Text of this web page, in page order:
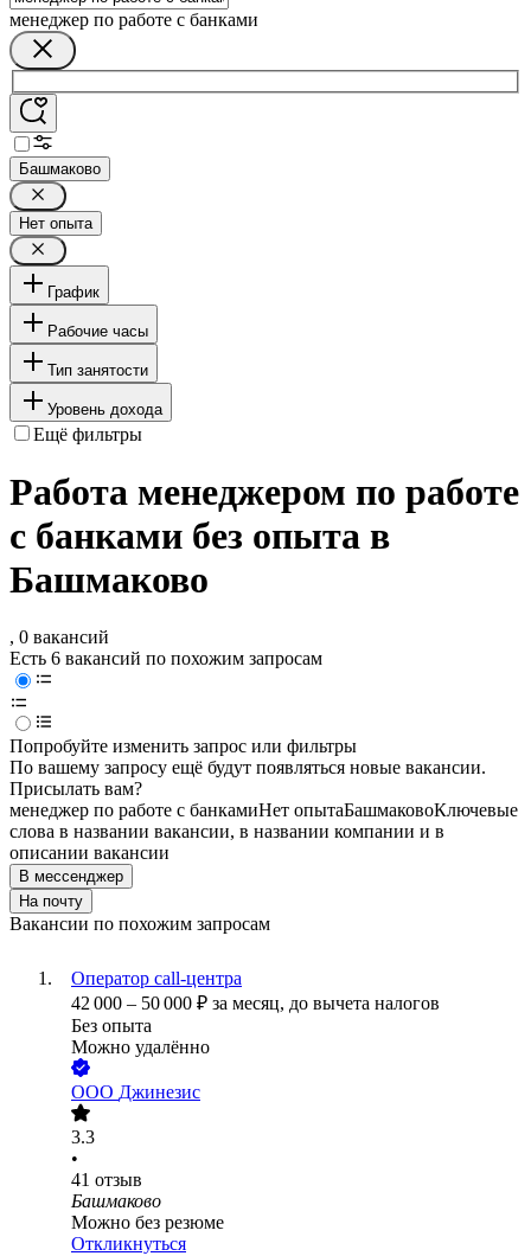
менеджер по работе с банками
Башмаково
Нет опыта
График
Рабочие часы
Тип занятости
Уровень дохода
Ещё фильтры
Работа менеджером по работе
с банками без опыта в
Башмаково
, 0 вакансий
Есть 6 вакансий по похожим запросам
Попробуйте изменить запрос или фильтры
По вашему запросу ещё будут появляться новые вакансии.
Присылать вам?
менеджер по работе с банкамиНет опытаБашмаковоКлючевые
слова в названии вакансии, в названии компании и в
описании вакансии
В мессенджер
На почту
Вакансии по похожим запросам
Оператор call-центра
42 000 – 50 000 ₽ за месяц, до вычета налогов
Без опыта
Можно удалённо
ООО Джинезис
3.3
•
41 отзыв
Башмаково
Можно без резюме
Откликнуться